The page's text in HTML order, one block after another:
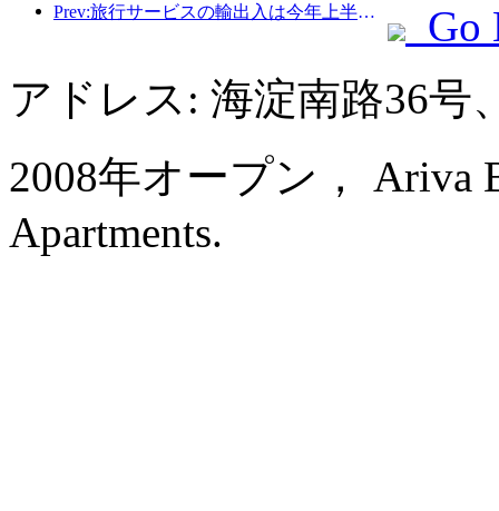
Prev:旅行サービスの輸出入は今年上半期で1兆802億9000万元に達した。
Go
アドレス: 海淀南路36号
2008年オープン， Ariva
Apartments.